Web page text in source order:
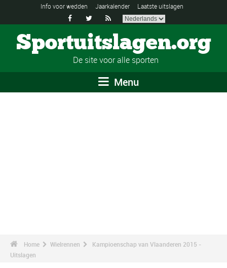
Info voor wedden Jaarkalender Laatste uitslagen
  
Sportuitslagen.org
De site voor alle sporten
Menu
Home Wielrennen
Kampioenschap van Vlaanderen 2015 -
Uitslagen